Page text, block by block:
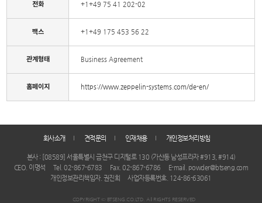
전화 +1+49 75 41 202-02
팩스 +1+49 175 453 56 22
관계형태 Business Agreement
홈페이지 https://www.zeppelin-systems.com/de-en/
회사소개 견적문의 인재채용 개인정보처리방침
본사 : [08589] 서울특별시 금천구 디지털로 130 (가산동 남성프라자 #913, #914)
CEO. 이명석
Tel. 02-867-6783 Fax. 02-867-6786
E-mail. powder@btseng.com
개인정보관리책임자. 권진희
사업자등록번호. 124-86-63061
COPYRIGHT © BTSENG.CO.LTD. All RIGHTS RESERVED